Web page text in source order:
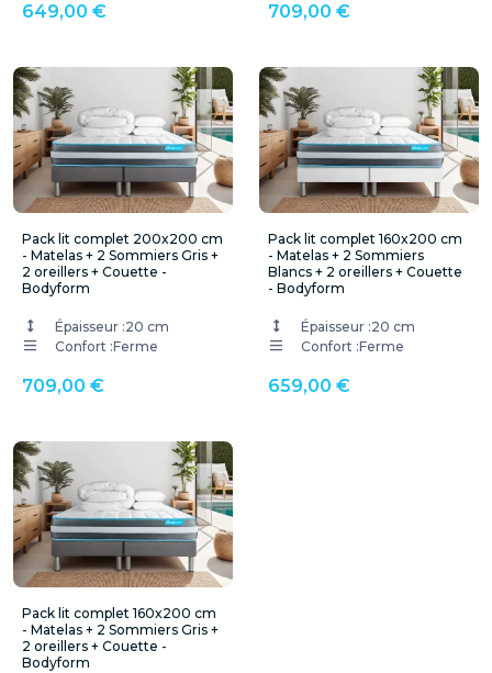
649,00 € 709,00 €
Pack lit complet 200x200 cm
- Matelas + 2 Sommiers Gris +
2 oreillers + Couette -
Bodyform
Épaisseur :20 cm
Confort :Ferme
709,00 €
Pack lit complet 160x200 cm
- Matelas + 2 Sommiers
Blancs + 2 oreillers + Couette
- Bodyform
Épaisseur :20 cm
Confort :Ferme
659,00 €
Pack lit complet 160x200 cm
- Matelas + 2 Sommiers Gris +
2 oreillers + Couette -
Bodyform